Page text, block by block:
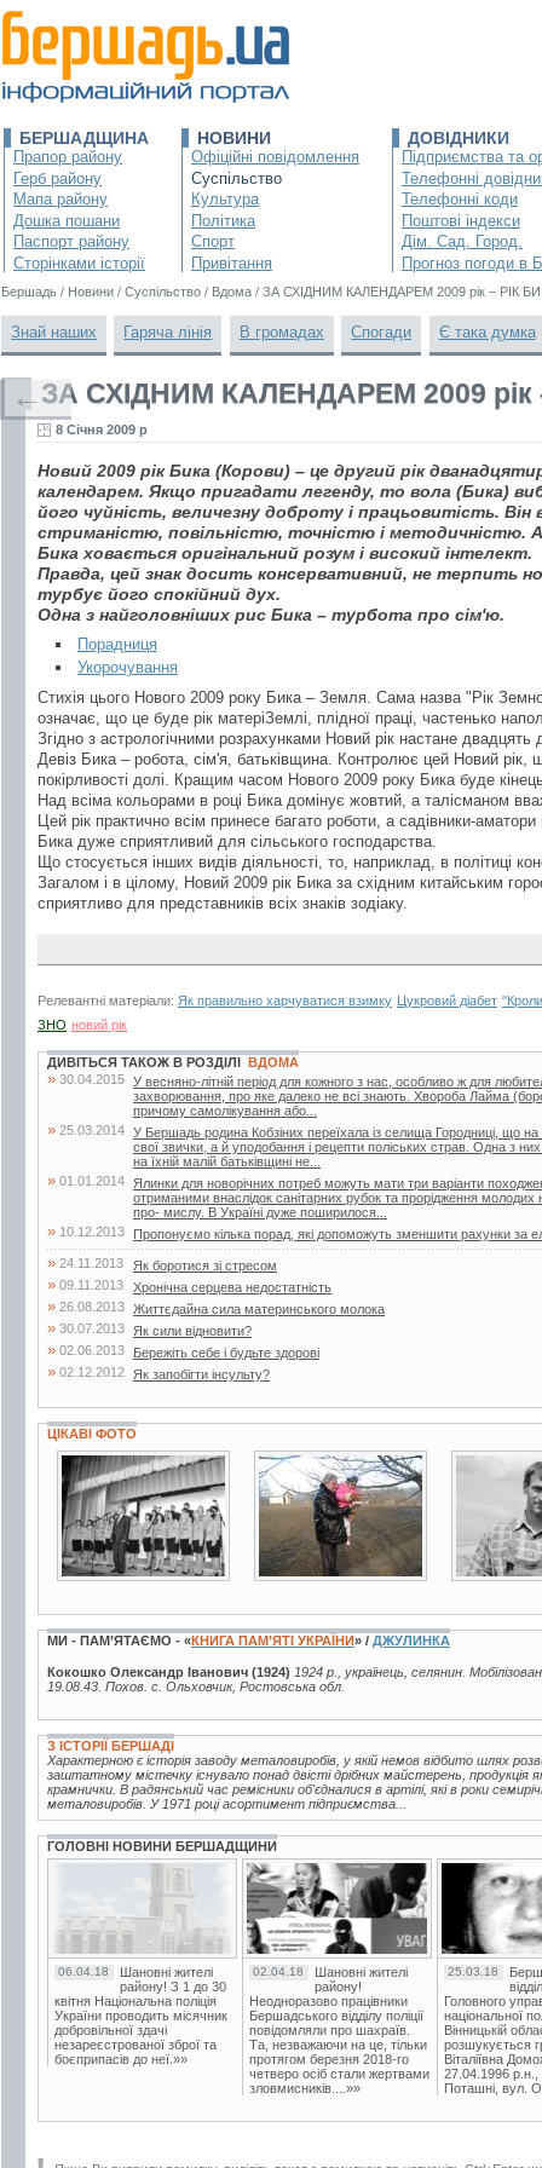
БЕРШАДЩИНА
Прапор району
Герб району
Мапа району
Дошка пошани
Паспорт району
Сторінками історії
НОВИНИ
Офіційні повідомлення
Суспільство
Культура
Політика
Спорт
Привітання
ДОВІДНИКИ
Підприємства та
Телефонні
Телефонні коди
Поштові індекси
Дім. Сад. Город.
Прогноз погоди в
Бершадь / Новини / Суспільство / Вдома / ЗА СХІДНИМ КАЛЕНДАРЕМ 2009 рік – РІК
Знай наших Гаряча лінія В громадах Спогади Є така думка
ЗА СХІДНИМ КАЛЕНДАРЕМ 2009 рік
8 Січня 2009 р
Новий 2009 рік Бика (Корови) – це другий рік
календарем. Якщо пригадати легенду, то вола (Бика)
його чуйність, величезну доброту і працьовитість. Він
стриманістю, повільністю, точністю і методичністю.
Бика ховається оригінальний розум і високий інтелект.
Правда, цей знак досить консервативний, не терпить
турбує його спокійний дух.
Одна з найголовніших рис Бика – турбота про сім'ю.
Порадниця
Укорочування
Стихія цього Нового 2009 року Бика – Земля. Сама назва "Рік
означає, що це буде рік матеріЗемлі, плідної праці, частенько
Згідно з астрологічними розрахунками Новий рік настане двадцять
Девіз Бика – робота, сім'я, батьківщина. Контролює цей Новий рік,
покірливості долі. Кращим часом Нового 2009 року Бика буде
Над всіма кольорами в році Бика домінує жовтий, а талісманом
Цей рік практично всім принесе багато роботи, а садівники-
Бика дуже сприятливий для сільського господарства.
Що стосується інших видів діяльності, то, наприклад, в політиці
Загалом і в цілому, Новий 2009 рік Бика за східним китайським
сприятливо для представників всіх знаків зодіаку.
Релевантні матеріали: Як правильно харчуватися взимку Цукровий діабет
ЗНО новий рік
←
ДИВІТЬСЯ ТАКОЖ В РОЗДІЛІ ВДОМА
» 30.04.2015 У весняно-літній період для кожного з нас, особливо ж для
захворювання, про яке далеко не всі знають. Хвороба Лайма
причому самолікування або...
» 25.03.2014 У Бершадь родина Кобзіних переїхала із селища Городниці, що
свої звички, а й уподобання і рецепти поліських страв. Одна з
на їхній малій батьківщині не...
» 01.01.2014
Ялинки для новорічних потреб можуть мати три варіанти
отриманими внаслідок санітарних рубок та прорідження
про- мислу. В Україні дуже поширилося...
» 10.12.2013 Пропонуємо кілька порад, які допоможуть зменшити рахунки за
» 24.11.2013 Як боротися зі стресом
» 09.11.2013 Хронічна серцева недостатність
» 26.08.2013 Життєдайна сила материнського молока
» 30.07.2013 Як сили відновити?
» 02.06.2013 Бережіть себе і будьте здорові
» 02.12.2012 Як запобігти інсульту?
ЦІКАВІ ФОТО
2 фото 2 фото
МИ - ПАМ’ЯТАЄМО - «КНИГА ПАМ’ЯТІ УКРАЇНИ» / ДЖУЛИНКА
Кокошко Олександр Іванович (1924) 1924 р., українець, селянин.
19.08.43. Похов. с. Ольховчик, Ростовська обл.
З ІСТОРІЇ БЕРШАДІ
Характерною є історія заводу металовиробів, у якій немов відбито шлях
заштатному містечку існувало понад двісті дрібних майстерень, продукція
крамнички. В радянський час ремісники об'єдналися в артілі, які в роки
металовиробів. У 1971 році асортимент підприємства...
ГОЛОВНІ НОВИНИ БЕРШАДЩИНИ
06.04.18
Шановні жителі
району! З 1 до 30
квітня Національна поліція
України проводить місячник
добровільної здачі
незареєстрованої зброї та
боєприпасів до неї.»»
02.04.18
Шановні жителі
району!
Неодноразово працівники
Бершадського відділу поліції
повідомляли про шахраїв.
Та, незважаючи на це, тільки
протягом березня 2018-го
четверо осіб стали жертвами
зловмисників....»»
25.03.18
Головного
національної
Вінницькій
розшукується
Віталіївна
27.04.1996 р.н.,
Поташні, вул.